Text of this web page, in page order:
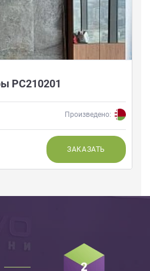
РС210201
Произведено:
ЗАКАЗАТЬ